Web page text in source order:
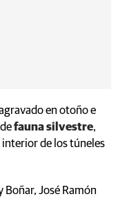
en otoño e
fauna silvestre,
de los túneles
Boñar, José Ramón